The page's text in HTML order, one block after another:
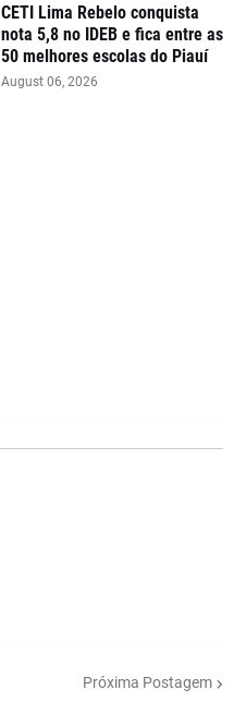
CETI Lima Rebelo conquista
nota 5,8 no IDEB e fica entre as
50 melhores escolas do Piauí
August 06, 2026
Próxima Postagem